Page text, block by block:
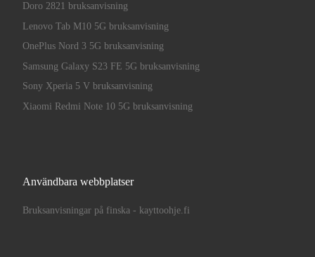
Doro 2821 bruksanvisning
Lenovo Tab M10 5G bruksanvisning
OnePlus Nord 3 5G bruksanvisning
Samsung Galaxy S23 FE 5G bruksanvisning
Sony Xperia 5 V bruksanvisning
Xiaomi Redmi Note 10 5G bruksanvisning
Användbara webbplatser
Bruksanvisningar på finska - kayttoohje.fi